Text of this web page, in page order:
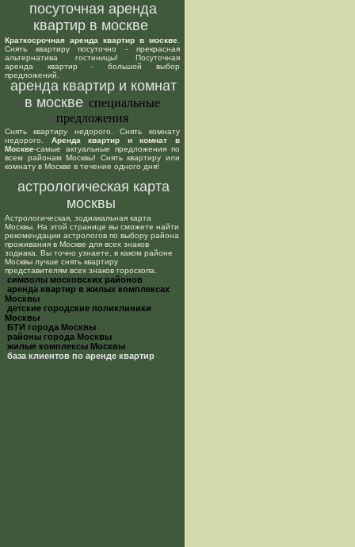
посуточная аренда
квартир в москве
Краткосрочная аренда квартир в москве
Снять квартиру посуточно - прекрасная
альтернатива гостиницы! Посуточная
аренда квартир - большой выбор
предложений.
аренда квартир и комнат
в москве специальные
предложения
Снять квартиру недорого. Снять комнату
недорого. Аренда квартир и комнат в
Москве-самые актуальные предложения по
всем районам Москвы! Снять квартиру или
комнату в Москве в течение одного дня!
астрологическая карта
москвы
Астрологическая, зодиакальная карта
Москвы. На этой странице вы сможете найти
рекомендации астрологов по выбору района
проживания в Москве для всех знаков
зодиака. Вы точно узнаете, в каком районе
Москвы лучше снять квартиру
представителям всех знаков гороскопа.
cимволы московских районов
аренда квартир в жилых комплексах
Москвы
детские городские поликлиники
Москвы
БТИ города Москвы
районы города Москвы
жилые комплексы Москвы
база клиентов по аренде квартир